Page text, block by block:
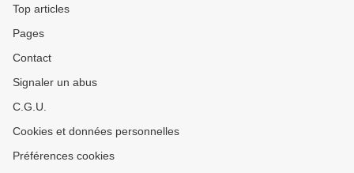
Top articles
Pages
Contact
Signaler un abus
C.G.U.
Cookies et données personnelles
Préférences cookies